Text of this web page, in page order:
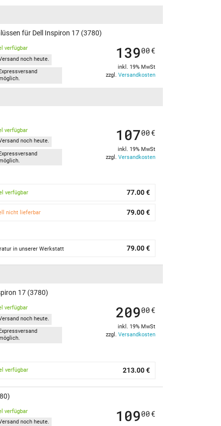
für Dell Inspiron 17 (3780)
verfügbar
noch heute.
Expressversand
13900 €
inkl. 19% MwSt
zzgl. Versandkosten
verfügbar
noch heute.
10700 €
inkl. 19% MwSt
zzgl. Versandkosten
verfügbar 77.00 €
nicht lieferbar 79.00 €
in unserer Werkstatt 79.00 €
17 (3780)
verfügbar
noch heute.
Expressversand
20900 €
inkl. 19% MwSt
zzgl. Versandkosten
verfügbar 213.00 €
verfügbar
noch heute.
10900 €